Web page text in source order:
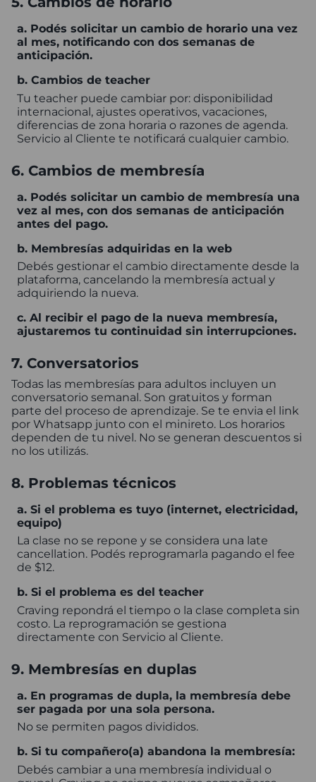
a. Podés solicitar un cambio de horario una vez
al mes, notificando con dos semanas de
anticipación.
b. Cambios de teacher
Tu teacher puede cambiar por: disponibilidad
internacional, ajustes operativos, vacaciones,
diferencias de zona horaria o razones de agenda.
Servicio al Cliente te notificará cualquier cambio.
6. Cambios de membresía
a. Podés solicitar un cambio de membresía una
vez al mes, con dos semanas de anticipación
antes del pago.
b. Membresías adquiridas en la web
Debés gestionar el cambio directamente desde la
plataforma, cancelando la membresía actual y
adquiriendo la nueva.
c. Al recibir el pago de la nueva membresía,
ajustaremos tu continuidad sin interrupciones.
7. Conversatorios
Todas las membresías para adultos incluyen un
conversatorio semanal. Son gratuitos y forman
parte del proceso de aprendizaje. Se te envia el link
por Whatsapp junto con el minireto. Los horarios
dependen de tu nivel. No se generan descuentos si
no los utilizás.
8. Problemas técnicos
a. Si el problema es tuyo (internet, electricidad,
equipo)
La clase no se repone y se considera una late
cancellation. Podés reprogramarla pagando el fee
de $12.
b. Si el problema es del teacher
Craving repondrá el tiempo o la clase completa sin
costo. La reprogramación se gestiona
directamente con Servicio al Cliente.
9. Membresías en duplas
a. En programas de dupla, la membresía debe
ser pagada por una sola persona.
No se permiten pagos divididos.
b. Si tu compañero(a) abandona la membresía:
Debés cambiar a una membresía individual o